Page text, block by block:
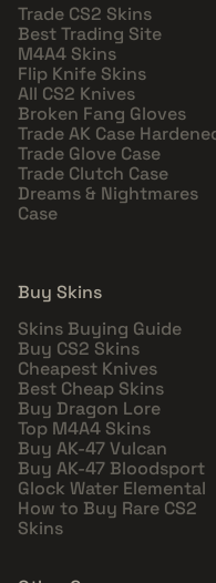
Trade CS2 Skins
Best Trading Site
M4A4 Skins
Flip Knife Skins
All CS2 Knives
Broken Fang Gloves
Trade AK Case
Trade Glove Case
Trade Clutch Case
Dreams & Nightmares
Case
Buy Skins
Skins Buying Guide
Buy CS2 Skins
Cheapest Knives
Best Cheap Skins
Buy Dragon Lore
Top M4A4 Skins
Buy AK-47 Vulcan
Buy AK-47 Bloodsport
Glock Water Elemental
How to Buy Rare CS2
Skins